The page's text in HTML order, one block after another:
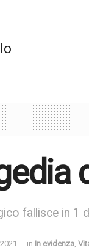
fallisce in 1
in In evidenza,